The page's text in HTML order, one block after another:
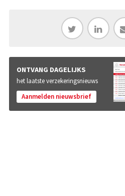
ONTVANG DAGELIJKS
het laatste verzekeringsnieuws
Aanmelden nieuwsbrief